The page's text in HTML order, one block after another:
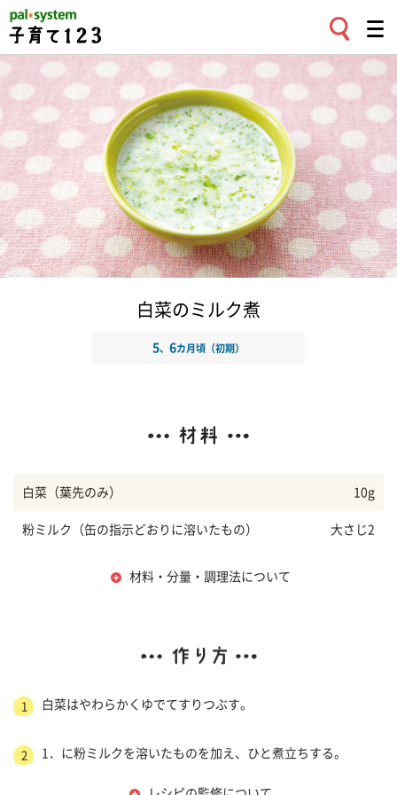
白菜のミルク煮
5、 6カ月頃（初期）
白菜（葉先のみ） 10g
粉ミルク（缶の指示どおりに溶いたもの） 大さじ2
材料・分量・調理法について
1 白菜はやわらかくゆでてすりつぶす。
2 1．に粉ミルクを溶いたものを加え、ひと煮立ちする。